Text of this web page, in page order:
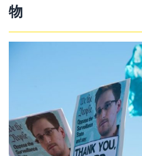
物